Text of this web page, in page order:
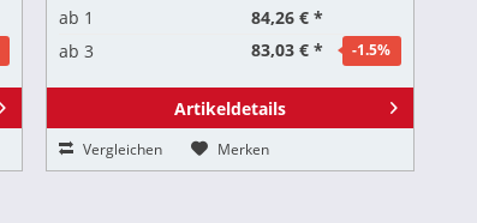
ab 1
84,26 € *
ab 3 83,03 € * -1.5%
Artikeldetails
Vergleichen Merken